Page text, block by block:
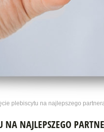
plebiscytu na najlepszego
NA NAJLEPSZEGO